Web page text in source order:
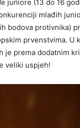
juniore (13 do 16
mlađih
bodova protivnika)
prvenstvima. U
je prema dodatnim
veliki uspjeh!